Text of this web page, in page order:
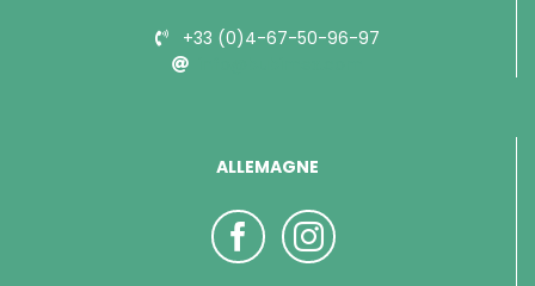
+33 (0)4-67-50-96-97
ALLEMAGNE